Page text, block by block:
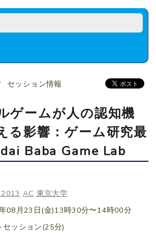
セッション情報
ゲームが人の認知機
る影響：ゲーム研究最
Baba Game Lab
2013 AC 東京大学
08月23日(金)13時30分〜14時00分
セッション(25分)